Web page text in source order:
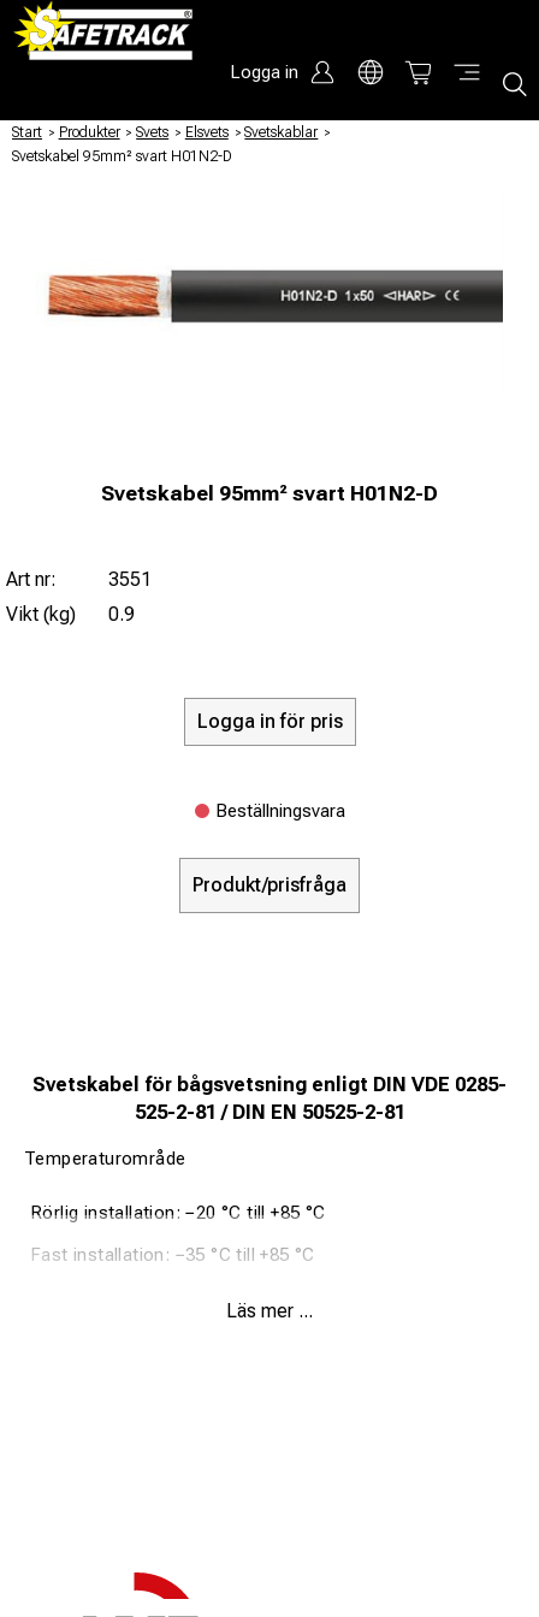
Logga in
Start / Produkter / Svets / Elsvets / Svetskablar /
Svetskabel 95mm² svart H01N2-D
Svetskabel 95mm² svart H01N2-D
Art nr:
3551
Vikt (kg)
0.9
Logga in för pris
Beställningsvara
Produkt/prisfråga
Svetskabel för bågsvetsning enligt DIN VDE 0285-
525-2-81 / DIN EN 50525-2-81
Temperaturområde
Rörlig installation: −20 °C till +85 °C
Fast installation: −35 °C till +85 °C
Tillåten ledartemperatur vid drift: +85 °C
Kardeluppbyggnad: se tabell
Läs mer ...